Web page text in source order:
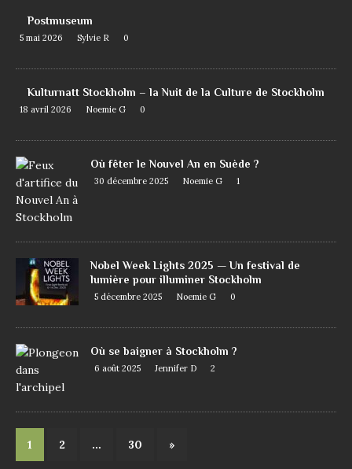
Postmuseum
5 mai 2026 Sylvie R 0
Kulturnatt Stockholm – la Nuit de la Culture de Stockholm
18 avril 2026 Noemie G 0
Où fêter le Nouvel An en Suède ?
30 décembre 2025 Noemie G 1
Nobel Week Lights 2025 — Un festival de
lumière pour illuminer Stockholm
5 décembre 2025 Noemie G 0
Où se baigner à Stockholm ?
6 août 2025 Jennifer D 2
1 2 … 30 »